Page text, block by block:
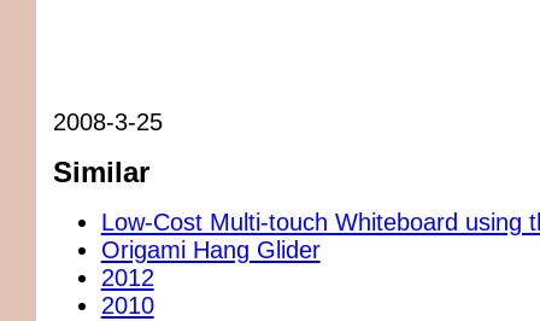
2008-3-25
Similar
Low-Cost Multi-touch Whiteboard using
Origami Hang Glider
2012
2010